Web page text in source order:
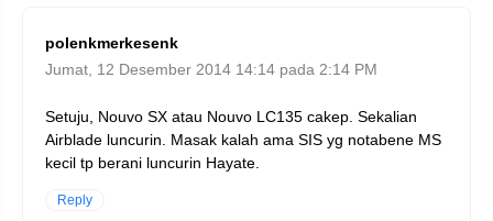
polenkmerkesenk
Jumat, 12 Desember 2014 14:14 pada 2:14 PM
Setuju, Nouvo SX atau Nouvo LC135 cakep. Sekalian
Airblade luncurin. Masak kalah ama SIS yg notabene MS
kecil tp berani luncurin Hayate.
Reply